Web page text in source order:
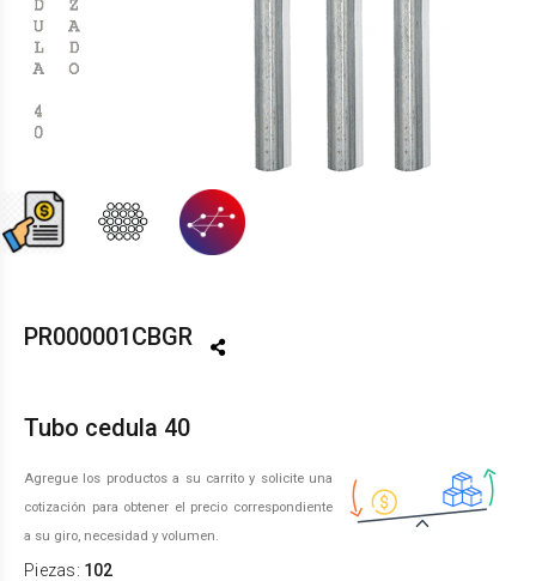
PR000001CBGR
Tubo cedula 40
Agregue los productos a su carrito y solicite una
cotización para obtener el precio correspondiente
a su giro, necesidad y volumen.
Piezas: 102